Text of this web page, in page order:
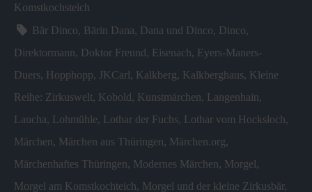
m
Komstkochsteich
Bär Dinco, Bärin Dana, Dana und Dinco, Dinco,
Direktormann, Doktor Freund, Eisenach, Eyers-Maners-
Duers, Hopphopp, JKCarl, Kalkberg, Kalkberghaus, Kleine
Reihe: Zirkuswelt, Kobold, Kunstmärchen, Langenhain,
Laucha, Lohmühle, Lothar der Fuchs, Lothar vom Hocksloch,
Märchen, Märchen aus Thüringen, Märchen.org,
Märchenhaftes Thüringen, Modernes Märchen, Morgel,
Morgel am Komstkochteich, Morgel und der kleine Zirkusbär,